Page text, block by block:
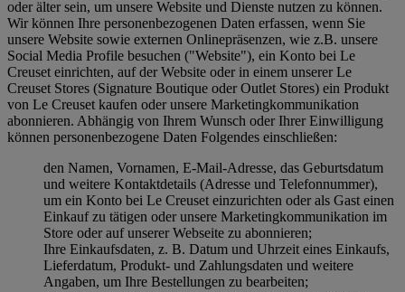
oder älter sein, um unsere Website und Dienste nutzen zu können.
Wir können Ihre personenbezogenen Daten erfassen, wenn Sie
unsere Website sowie externen Onlinepräsenzen, wie z.B. unsere
Social Media Profile besuchen ("Website"), ein Konto bei Le
Creuset einrichten, auf der Website oder in einem unserer Le
Creuset Stores (Signature Boutique oder Outlet Stores) ein Produkt
von Le Creuset kaufen oder unsere Marketingkommunikation
abonnieren. Abhängig von Ihrem Wunsch oder Ihrer Einwilligung
können personenbezogene Daten Folgendes einschließen:
den Namen, Vornamen, E-Mail-Adresse, das Geburtsdatum
und weitere Kontaktdetails (Adresse und Telefonnummer),
um ein Konto bei Le Creuset einzurichten oder als Gast einen
Einkauf zu tätigen oder unsere Marketingkommunikation im
Store oder auf unserer Webseite zu abonnieren;
Ihre Einkaufsdaten, z. B. Datum und Uhrzeit eines Einkaufs,
Lieferdatum, Produkt- und Zahlungsdaten und weitere
Angaben, um Ihre Bestellungen zu bearbeiten;